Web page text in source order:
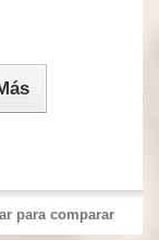
para comparar